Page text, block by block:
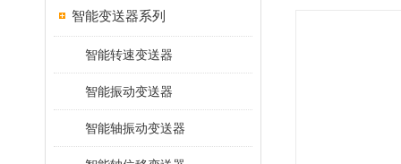
智能变送器系列
智能转速变送器
智能振动变送器
智能轴振动变送器